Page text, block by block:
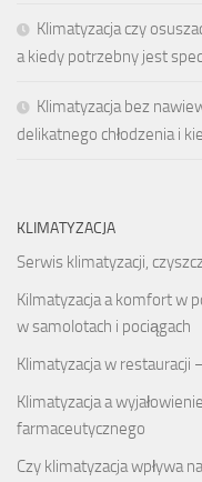
Klimatyzacja czy
a kiedy potrzebny jest
Klimatyzacja bez
delikatnego chłodzenia i
KLIMATYZACJA
Serwis klimatyzacji,
Kilmatyzacja a komfort w
w samolotach i pociągach
Klimatyzacja w restauracji
Klimatyzacja a
farmaceutycznego
Czy klimatyzacja wpływa